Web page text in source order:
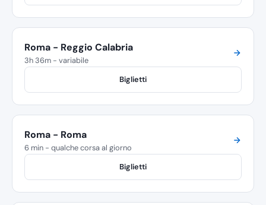
Roma - Reggio Calabria
3h 36m - variabile
Biglietti
Roma - Roma
6 min - qualche corsa al giorno
Biglietti